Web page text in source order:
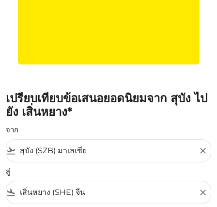
เปรียบเทียบข้อเสนอยอดนิยมจาก สุบัง ไป
ยัง เสิ่นหยาง*
จาก
flight_takeoff close
สู่
flight_land close